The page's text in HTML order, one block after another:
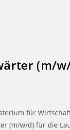
(m/
für
(m/w/d) für die